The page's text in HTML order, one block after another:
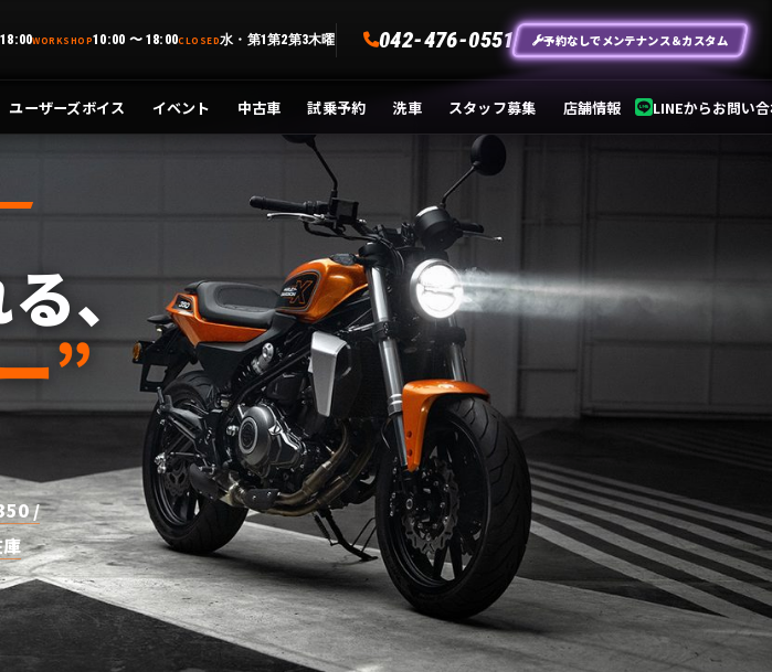
WORKSHOP10:00 〜 18:00CLOSED水・第1第2第3木曜 042-476-0551 予約なしでメンテナンス＆カスタム
ユーザーズボイス イベント 中古車 試乗予約 洗車 スタッフ募集 店舗情報 LINEからお問い
、
”
/